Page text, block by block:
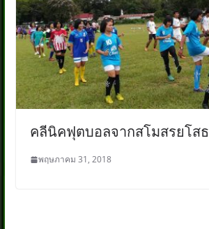
คลีนิคฟุตบอลจากสโมสรยโส
พฤษภาคม 31, 2018